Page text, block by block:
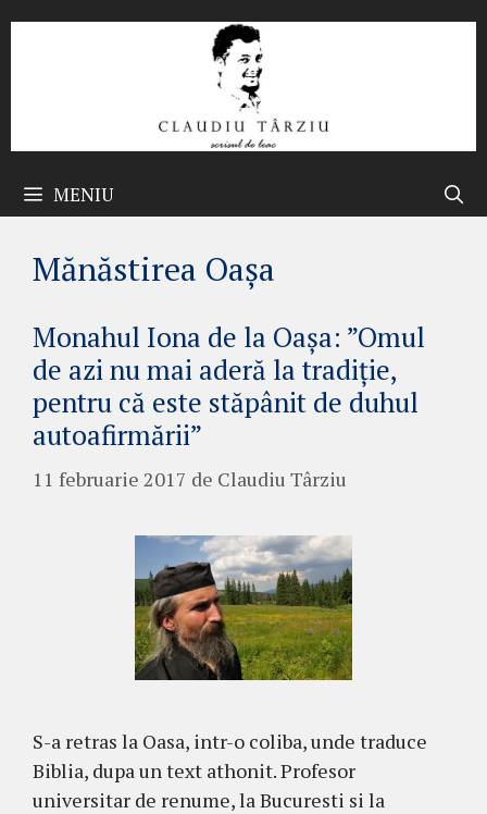
MENIU
Mănăstirea Oașa
Monahul Iona de la Oașa: ”Omul
de azi nu mai aderă la tradiție,
pentru că este stăpânit de duhul
autoafirmării”
11 februarie 2017 de Claudiu Târziu
S-a retras la Oasa, intr-o coliba, unde traduce
Biblia, dupa un text athonit. Profesor
universitar de renume, la Bucuresti si la